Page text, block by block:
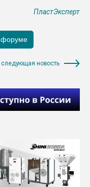
ПластЭксперт
следующая новость